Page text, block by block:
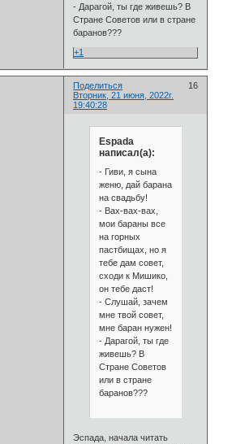
- Дарагой, ты где живешь? В
Стране Советов или в стране
баранов???
+1
Поделиться
16
Вторник, 21 июня, 2022г.
19:40:28
Espada
написал(а):
- Гиви, я сына
женю, дай барана
на свадьбу!
- Вах-вах-вах,
мои бараны все
на горных
пастбищах, но я
тебе дам совет,
сходи к Мишико,
он тебе даст!
- Слушай, зачем
мне твой совет,
мне баран нужен!
- Дарагой, ты где
живешь? В
Стране Советов
или в стране
баранов???
Эспада, начала читать